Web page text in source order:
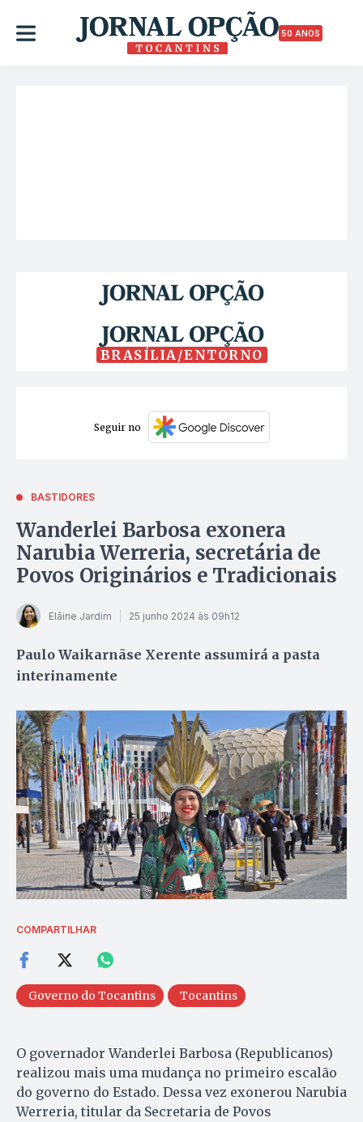
50 ANOS
BRASÍLIA/ENTORNO
Seguir no
BASTIDORES
Wanderlei Barbosa exonera
Narubia Werreria, secretária de
Povos Originários e Tradicionais
Elâine Jardim 25 junho 2024 às 09h12
Paulo Waikarnãse Xerente assumirá a pasta
interinamente
COMPARTILHAR
Governo do Tocantins Tocantins
O governador Wanderlei Barbosa (Republicanos)
realizou mais uma mudança no primeiro escalão
do governo do Estado. Dessa vez exonerou Narubia
Werreria, titular da Secretaria de Povos